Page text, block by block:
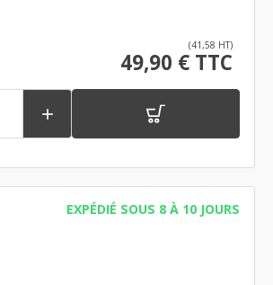
(41,58 HT)
49,90 € TTC

EXPÉDIÉ SOUS 8 À 10 JOURS